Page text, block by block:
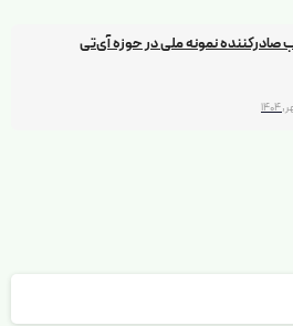
صادرکننده نمونه ملی در حوزه آی‌تی